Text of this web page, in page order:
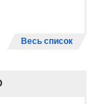
Весь список